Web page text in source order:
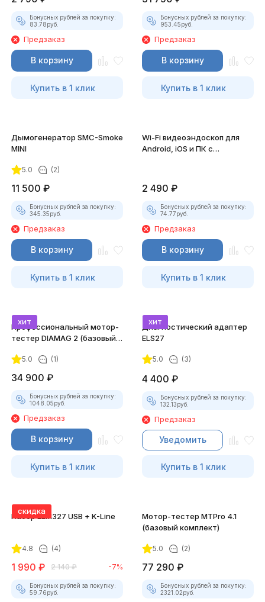
Бонусных рублей за покупку:
83.78руб.
Предзаказ
В корзину
Купить в 1 клик
Бонусных рублей за покупку:
953.45руб.
Предзаказ
В корзину
Купить в 1 клик
Дымогенератор SMC-Smoke
MINI
5.0 (2)
11 500 ₽
Бонусных рублей за покупку:
345.35руб.
Предзаказ
В корзину
Купить в 1 клик
Wi-Fi видеоэндоскоп для
Android, iOS и ПК с
2 490 ₽
Бонусных рублей за покупку:
74.77руб.
Предзаказ
В корзину
Купить в 1 клик
хит
Профессиональный мотор-
тестер DIAMAG 2 (базовый
5.0 (1)
34 900 ₽
Бонусных рублей за покупку:
1048.05руб.
Предзаказ
В корзину
Купить в 1 клик
хит
Диагностический адаптер
ELS27
5.0 (3)
4 400 ₽
Бонусных рублей за покупку:
132.13руб.
Предзаказ
Уведомить
Купить в 1 клик
скидка
Набор ELM327 USB + K-Line
4.8 (4)
1 990 ₽ 2 140 ₽ -7%
Бонусных рублей за покупку:
59.76руб.
Мотор-тестер MTPro 4.1
(базовый комплект)
5.0 (2)
77 290 ₽
Бонусных рублей за покупку:
2321.02руб.